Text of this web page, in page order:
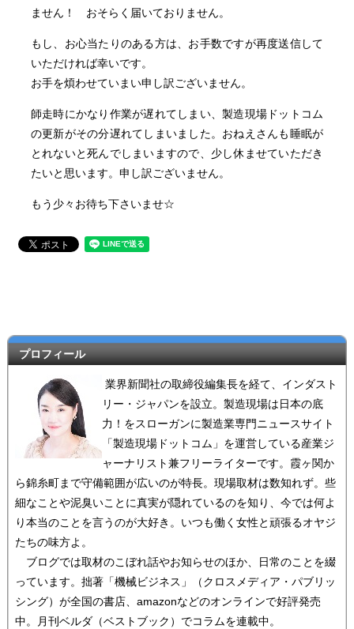
ません！ おそらく届いておりません。
もし、お心当たりのある方は、お手数ですが再度送信して
いただければ幸いです。
お手を煩わせていまい申し訳ございません。
師走時にかなり作業が遅れてしまい、製造現場ドットコム
の更新がその分遅れてしまいました。おねえさんも睡眠が
とれないと死んでしまいますので、少し休ませていただき
たいと思います。申し訳ございません。
もう少々お待ち下さいませ☆
プロフィール
業界新聞社の取締役編集長を経て、インダスト
リー・ジャパンを設立。製造現場は日本の底
力！をスローガンに製造業専門ニュースサイト
「製造現場ドットコム」を運営している産業ジ
ャーナリスト兼フリーライターです。霞ヶ関か
ら錦糸町まで守備範囲が広いのが特長。現場取材は数知れず。些
細なことや泥臭いことに真実が隠れているのを知り、今では何よ
り本当のことを言うのが大好き。いつも働く女性と頑張るオヤジ
たちの味方よ。
ブログでは取材のこぼれ話やお知らせのほか、日常のことを綴
っています。拙著「機械ビジネス」（クロスメディア・パブリッ
シング）が全国の書店、amazonなどのオンラインで好評発売
中。月刊ベルダ（ベストブック）でコラムを連載中。